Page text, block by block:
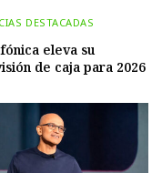
DESTACADAS
eleva su
de caja para 2026